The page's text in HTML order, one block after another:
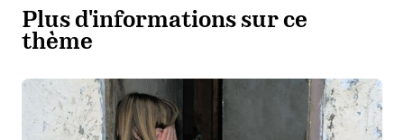
Plus d'informations sur ce
thème